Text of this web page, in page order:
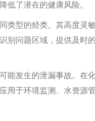
低了潜在的健康风险。
类型的烃类。其高度灵
别问题区域，提供及时
发生的泄漏事故。在
用于环境监测、水资源